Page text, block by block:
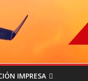
IMPRESA